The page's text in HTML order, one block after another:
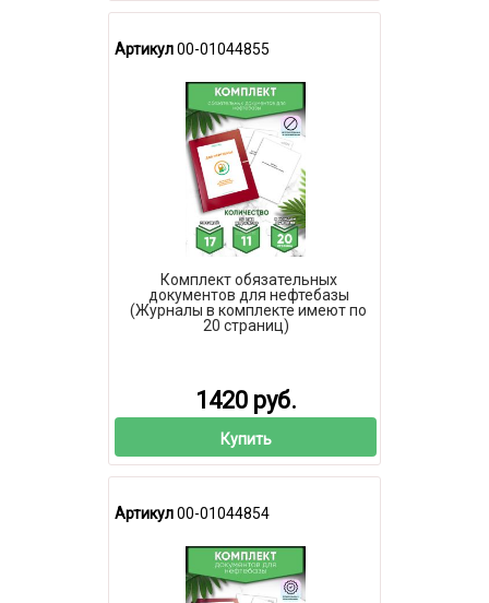
Артикул00-01044855
Комплект обязательных
документов для нефтебазы
(Журналы в комплекте имеют по
20 страниц)
1420 руб.
Купить
Артикул00-01044854